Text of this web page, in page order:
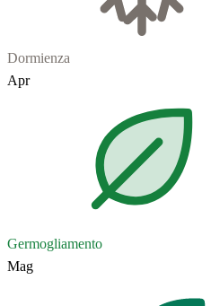
Dormienza
Apr
Germogliamento
Mag